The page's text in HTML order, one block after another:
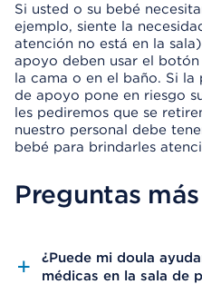
Si usted o su bebé
ejemplo, siente la
atención no está en la
apoyo deben usar el
la cama o en el baño. Si la
de apoyo pone en riesgo
les pediremos que se
nuestro personal debe
bebé para brindarles
Preguntas
¿Puede mi doula
médicas en la sala de